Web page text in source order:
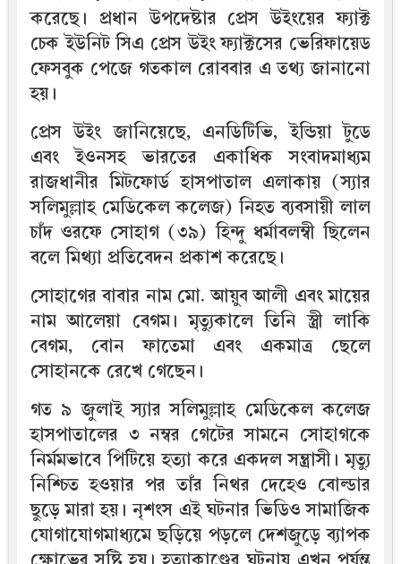
করেছে। প্রধান উপদেষ্টার প্রেস উইংয়ের ফ্যাক্ট
চেক ইউনিট সিএ প্রেস উইং ফ্যাক্টসের ভেরিফায়েড
ফেসবুক পেজে গতকাল রোববার এ তথ্য জানানো
হয়।
প্রেস উইং জানিয়েছে, এনডিটিভি, ইন্ডিয়া টুডে
এবং ইওনসহ ভারতের একাধিক সংবাদমাধ্যম
রাজধানীর মিটফোর্ড হাসপাতাল এলাকায় (স্যার
সলিমুল্লাহ মেডিকেল কলেজ) নিহত ব্যবসায়ী লাল
চাঁদ ওরফে সোহাগ (৩৯) হিন্দু ধর্মাবলম্বী ছিলেন
বলে মিথ্যা প্রতিবেদন প্রকাশ করেছে।
সোহাগের বাবার নাম মো. আয়ুব আলী এবং মায়ের
নাম আলেয়া বেগম। মৃত্যুকালে তিনি স্ত্রী লাকি
বেগম, বোন ফাতেমা এবং একমাত্র ছেলে
সোহানকে রেখে গেছেন।
গত ৯ জুলাই স্যার সলিমুল্লাহ মেডিকেল কলেজ
হাসপাতালের ৩ নম্বর গেটের সামনে সোহাগকে
নির্মমভাবে পিটিয়ে হত্যা করে একদল সন্ত্রাসী। মৃত্যু
নিশ্চিত হওয়ার পর তাঁর নিথর দেহেও বোল্ডার
ছুড়ে মারা হয়। নৃশংস এই ঘটনার ভিডিও সামাজিক
যোগাযোগমাধ্যমে ছড়িয়ে পড়লে দেশজুড়ে ব্যাপক